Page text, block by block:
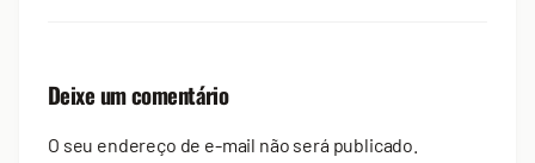
Deixe um comentário
O seu endereço de e-mail não será publicado.